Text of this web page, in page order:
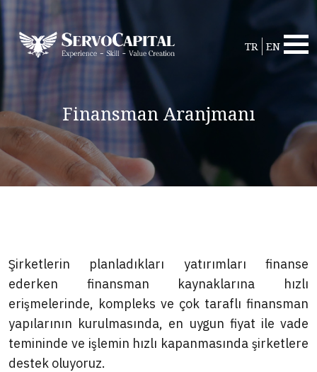
TR EN
Finansman Aranjmanı
Şirketlerin planladıkları yatırımları finanse
ederken finansman kaynaklarına hızlı
erişmelerinde, kompleks ve çok taraflı finansman
yapılarının kurulmasında, en uygun fiyat ile vade
temininde ve işlemin hızlı kapanmasında şirketlere
destek oluyoruz.